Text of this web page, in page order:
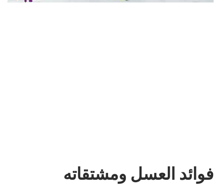
فوائد العسل ومشتقاته